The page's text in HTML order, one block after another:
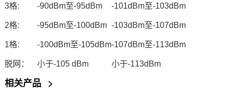
3格: -90dBm至-95dBm -101dBm至-103dBm
2格: -95dBm至-100dBm -103dBm至-107dBm
1格: -100dBm至-105dBm-107dBm至-113dBm
脱网： 小于-105 dBm 小于-113dBm
相关产品 >